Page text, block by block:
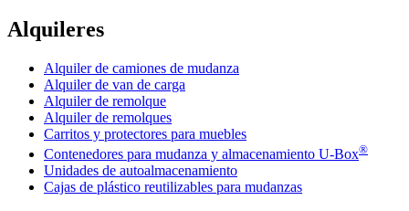
Alquileres
Alquiler de camiones de mudanza
Alquiler de van de carga
Alquiler de remolque
Alquiler de remolques
Carritos y protectores para muebles
Contenedores para mudanza y almacenamiento U-Box®
Unidades de autoalmacenamiento
Cajas de plástico reutilizables para mudanzas